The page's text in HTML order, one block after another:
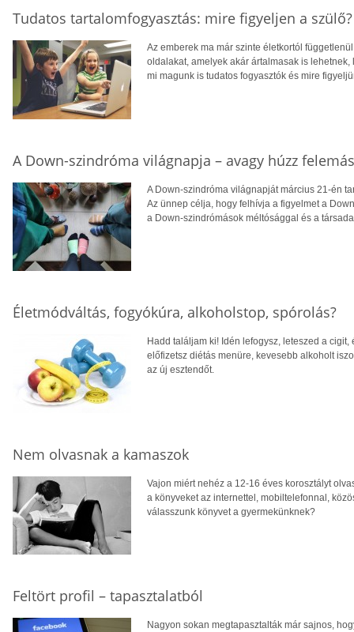
Tudatos tartalomfogyasztás: mire figyeljen a szülő?
Az emberek ma már szinte életkortól
oldalakat, amelyek akár ártalmasak is
mi magunk is tudatos fogyasztók és mire
A Down-szindróma világnapja – avagy húzz
A Down-szindróma világnapját március 21-én
Az ünnep célja, hogy felhívja a figyelmet a
a Down-szindrómások méltósággal és a
Életmódváltás, fogyókúra, alkoholstop, spórolás?
Hadd találjam ki! Idén lefogysz, leteszed a
előfizetsz diétás menüre, kevesebb alkoholt
az új esztendőt.
Nem olvasnak a kamaszok
Vajon miért nehéz a 12-16 éves korosztályt
a könyveket az internettel, mobiltelefonnal,
válasszunk könyvet a gyermekünknek?
Feltört profil – tapasztalatból
Nagyon sokan megtapasztalták már sajnos,